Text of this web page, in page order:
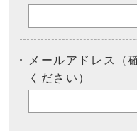
メールアドレス（
ください）